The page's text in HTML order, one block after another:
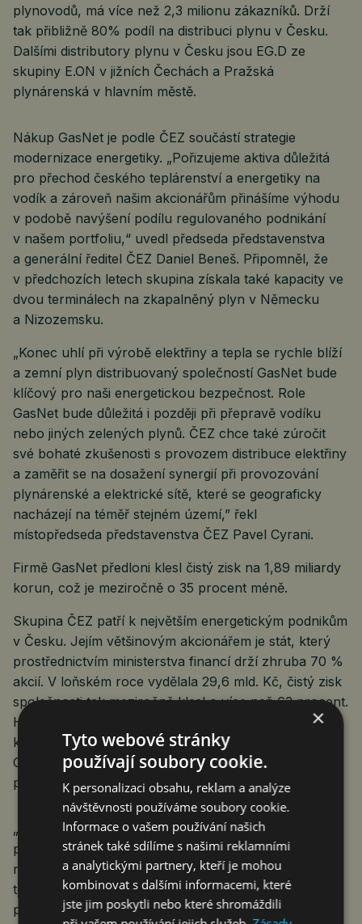
plynovodů, má více než 2,3 milionu zákazníků. Drží
tak přibližně 80% podíl na distribuci plynu v Česku.
Dalšími distributory plynu v Česku jsou EG.D ze
skupiny E.ON v jižních Čechách a Pražská
plynárenská v hlavním městě.
Nákup GasNet je podle ČEZ součástí strategie
modernizace energetiky. „Pořizujeme aktiva důležitá
pro přechod českého teplárenství a energetiky na
vodík a zároveň našim akcionářům přinášíme výhodu
v podobě navýšení podílu regulovaného podnikání
v našem portfoliu,“ uvedl předseda představenstva
a generální ředitel ČEZ Daniel Beneš. Připomněl, že
v předchozích letech skupina získala také kapacity ve
dvou terminálech na zkapalněný plyn v Německu
a Nizozemsku.
„Konec uhlí při výrobě elektřiny a tepla se rychle blíží
a zemní plyn distribuovaný společností GasNet bude
klíčový pro naši energetickou bezpečnost. Role
GasNet bude důležitá i později při přepravě vodíku
nebo jiných zelených plynů. ČEZ chce také zúročit
své bohaté zkušenosti s provozem distribuce elektřiny
a zaměřit se na dosažení synergií při provozování
plynárenské a elektrické sítě, které se geograficky
nacházejí na téměř stejném území,” řekl
místopředseda představenstva ČEZ Pavel Cyrani.
Firmě GasNet předloni klesl čistý zisk na 1,89 miliardy
korun, což je meziročně o 35 procent méně.
Skupina ČEZ patří k největším energetickým podnikům
v Česku. Jejím většinovým akcionářem je stát, který
prostřednictvím ministerstva financí drží zhruba 70 %
akcií. V loňském roce vydělala 29,6 mld. Kč, čistý zisk
společnosti tak meziročně klesl o více než 63 procent.
Hlavní příčinou byly mimořádné daně a odvody, na
kterých podnik zaplatil kolem 40 miliard Kč. Akvizice
GasNet ještě v loňských výsledcích nefigurovala,
projevit by se měla až v letošním roce.
„To, že se ČEZ rozhodl k takové akvizici není vůbec
překvapivá zpráva. Ale i pro ty, co je tato informace
nezaujme, by měla být více než důležitá. Končí nám
totiž doba uhelná a ČEZ tímto jasně ukazuje, že s tím
počítá a chce na tom vydělat. Uhlí totiž vyrábí téměř
×
Tyto webové stránky
používají soubory cookie.
K personalizaci obsahu, reklam a analýze
návštěvnosti používáme soubory cookie.
Informace o vašem používání našich
stránek také sdílíme s našimi reklamními
a analytickými partnery, kteří je mohou
kombinovat s dalšími informacemi, které
jste jim poskytli nebo které shromáždili